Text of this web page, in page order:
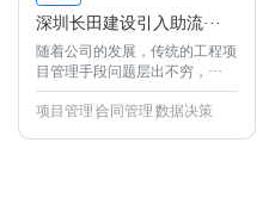
深圳长田建设引入助流···
随着公司的发展，传统的工程项
目管理手段问题层出不穷，···
项目管理 合同管理 数据决策